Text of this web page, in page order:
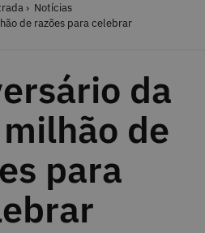
Notícias
de razões para celebrar
da
de
para